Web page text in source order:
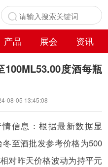
产品 展会
资讯
100ML53.00度酒每瓶
08-05 13:45:08
信息：根据最新数据显
至酒批发参考价格为500
对昨天价格波动为持平元